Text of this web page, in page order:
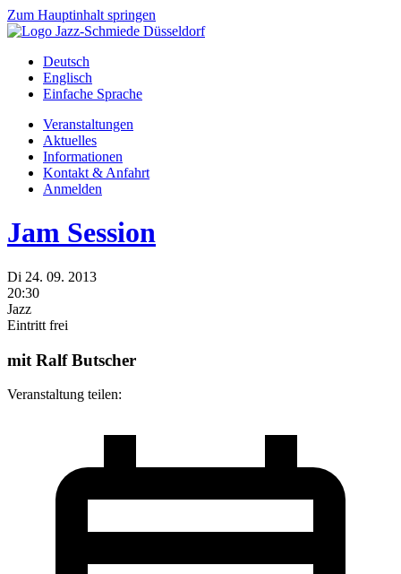
Zum Hauptinhalt springen
Deutsch
Englisch
Einfache Sprache
Veranstaltungen
Aktuelles
Informationen
Kontakt & Anfahrt
Anmelden
Jam Session
Di 24. 09. 2013
20:30
Jazz
Eintritt frei
mit Ralf Butscher
Veranstaltung teilen: